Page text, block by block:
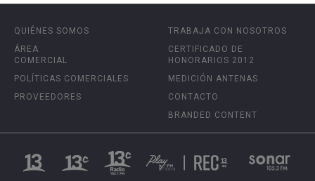
QUIÉNES SOMOS
ÁREA
COMERCIAL
POLÍTICAS COMERCIALES
PROVEEDORES
TRABAJA CON NOSOTROS
CERTIFICADO DE
HONORARIOS 2012
MEDICIÓN ANTENAS
CONTACTO
BRANDED CONTENT